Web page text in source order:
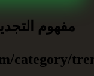
مفهوم
category/